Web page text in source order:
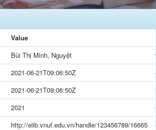
Value
Bùi Thị Minh, Nguyệt
2021-06-21T09:06:50Z
2021-06-21T09:06:50Z
2021
http://elib.vnuf.edu.vn/handle/123456789/16665